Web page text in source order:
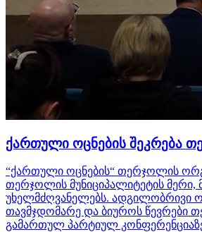
ქართული ოცნების შეკრება
“ქართული ოცნების“ თერჯოლის
თერჯოლის მუნიციპალიტეტის მერი,
უხელმძღვანელებს. ადგილობრივი
თავმჯდომარე და ბიუროს წევრები
გამართულ პარტიულ